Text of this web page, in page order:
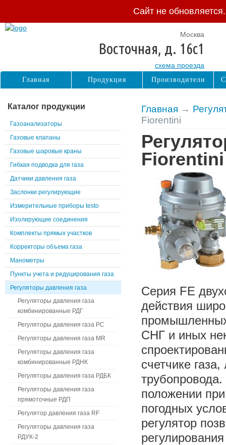
Сайт не
Главная →
Fiorentini
Fiorentini
Cерия FE
действия
СНГ и иных
счетчике
положении
погодных
регулятор
Каталог продукции
Газоанализаторы
Газовые клапаны
Газовые шаровые краны
Гибкая подводка для газа
Датчики давления газа
Заслонки регулирующие
Измерительные приборы testo
Изолирующие соединения
Комплекты прямых участков
Корректоры объема газа
Манометры
Пункты учета и редуцирования газа
Регуляторы давления газа
Регуляторы давления газа
комбинированные РДГ
Регуляторы давления газа РС
Регуляторы давления газа MR
Регуляторы давления газа
комбинированные РДНК
Регуляторы давления газа РДБК
Регуляторы давления газа
прямоточные РДП
Регулятор давления газа RF
Регуляторы давления газа
РДУК-2
Москва
Восточная, д. 16с1
схема проезда
Главная Продукция Производители